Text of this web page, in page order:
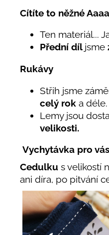
Cítíte to něžné
Ten materiál...
Přední díl jsme
Rukávy
Střih jsme
celý rok a déle.
Lemy jsou
velikosti.
Vychytávka pro vás
Cedulku s velikostí
ani díra, po pitvání